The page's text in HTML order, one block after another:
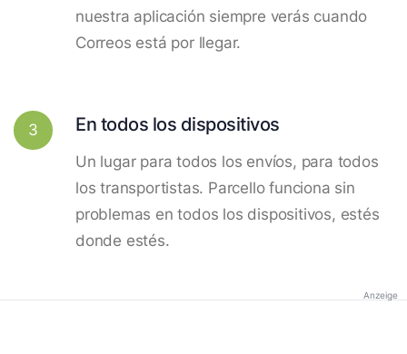
nuestra aplicación siempre verás cuando
Correos está por llegar.
3 En todos los dispositivos
Un lugar para todos los envíos, para todos
los transportistas. Parcello funciona sin
problemas en todos los dispositivos, estés
donde estés.
Anzeige